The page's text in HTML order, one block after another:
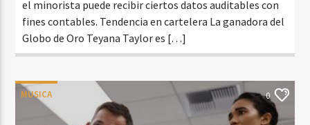
el minorista puede recibir ciertos datos auditables con
fines contables. Tendencia en cartelera La ganadora del
Globo de Oro Teyana Taylor es […]
MUSICA 0